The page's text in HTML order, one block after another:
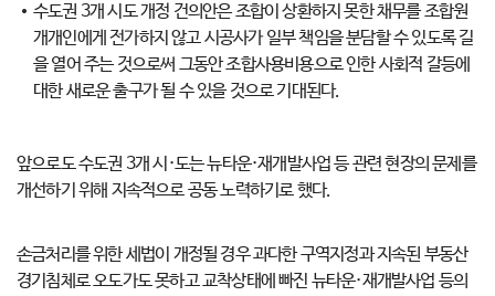
수도권 3개 시도 개정 건의안은 조합이 상환하지 못한 채무를 조합원
개개인에게 전가하지 않고 시공사가 일부 책임을 분담할 수 있도록 길
을 열어 주는 것으로써 그동안 조합사용비용으로 인한 사회적 갈등에
대한 새로운 출구가 될 수 있을 것으로 기대된다.
앞으로도 수도권 3개 시·도는 뉴타운·재개발사업 등 관련 현장의 문제를
개선하기 위해 지속적으로 공동 노력하기로 했다.
손금처리를 위한 세법이 개정될 경우 과다한 구역지정과 지속된 부동산
경기침체로 오도가도 못하고 교착상태에 빠진 뉴타운·재개발사업 등의